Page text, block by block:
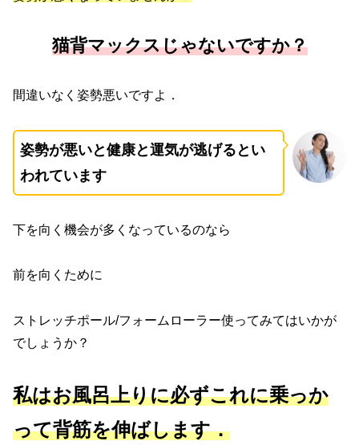
猫背マックスじゃないですか？
間違いなく姿勢悪いですよ．
姿勢が悪いと健康と運気が逃げるとい
われています
下を向く機会が多くなっているのなら
前を向くために
ストレッチポール/フォームローラー使ってみてはいかが
でしょうか？
私はお風呂上りに必ずこれに乗っか
って背筋を伸ばします．